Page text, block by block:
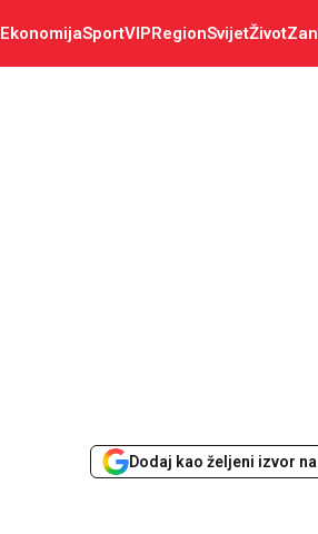
EkonomijaSportVIPRegionSvijetŽivot
Dodaj kao željeni izvor